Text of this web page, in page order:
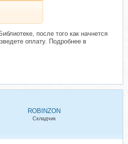
после того как начнется
оплату. Подробнее в
ROBINZON
Складчик